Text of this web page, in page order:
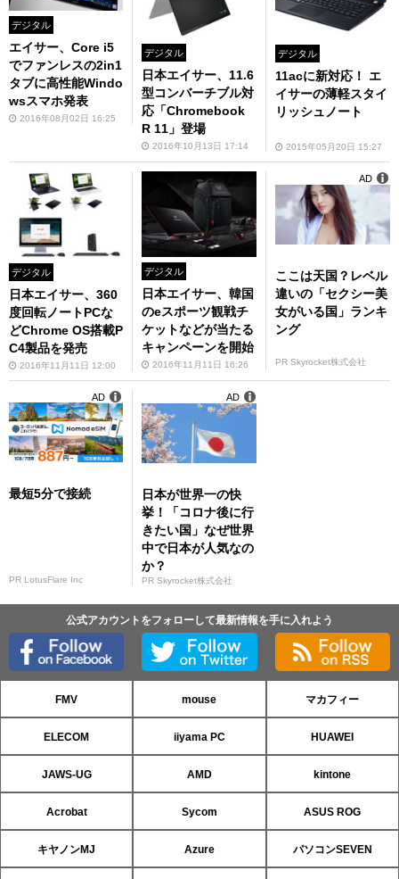
デジタル
エイサー、Core i5
でファンレスの2in1
タブに高性能Windo
wsスマホ発表
2016年08月02日 16:25
デジタル
日本エイサー、11.6
型コンバーチブル対
応「Chromebook
R 11」登場
2016年10月13日 17:14
デジタル
11acに新対応！ エ
イサーの薄軽スタイ
リッシュノート
2015年05月20日 15:27
デジタル
日本エイサー、360
度回転ノートPCな
どChrome OS搭載P
C4製品を発売
2016年11月11日 12:00
デジタル
日本エイサー、韓国
のeスポーツ観戦チ
ケットなどが当たる
キャンペーンを開始
2016年11月11日 16:26
ここは天国？レベル
違いの「セクシー美
女がいる国」ランキ
ング
PR Skyrocket株式会社
AD
最短5分で接続
PR LotusFlare Inc
AD
日本が世界一の快
挙！「コロナ後に行
きたい国」なぜ世界
中で日本が人気なの
か？
PR Skyrocket株式会社
AD
公式アカウントをフォローして最新情報を手に入れよう
FMV mouse マカフィー
ELECOM iiyama PC HUAWEI
JAWS-UG AMD kintone
Acrobat Sycom ASUS ROG
キヤノンMJ Azure パソコンSEVEN